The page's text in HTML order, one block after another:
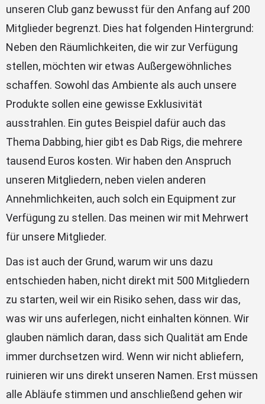
unseren Club ganz bewusst für den Anfang auf 200
Mitglieder begrenzt. Dies hat folgenden Hintergrund:
Neben den Räumlichkeiten, die wir zur Verfügung
stellen, möchten wir etwas Außergewöhnliches
schaffen. Sowohl das Ambiente als auch unsere
Produkte sollen eine gewisse Exklusivität
ausstrahlen. Ein gutes Beispiel dafür auch das
Thema Dabbing, hier gibt es Dab Rigs, die mehrere
tausend Euros kosten. Wir haben den Anspruch
unseren Mitgliedern, neben vielen anderen
Annehmlichkeiten, auch solch ein Equipment zur
Verfügung zu stellen. Das meinen wir mit Mehrwert
für unsere Mitglieder.
Das ist auch der Grund, warum wir uns dazu
entschieden haben, nicht direkt mit 500 Mitgliedern
zu starten, weil wir ein Risiko sehen, dass wir das,
was wir uns auferlegen, nicht einhalten können. Wir
glauben nämlich daran, dass sich Qualität am Ende
immer durchsetzen wird. Wenn wir nicht abliefern,
ruinieren wir uns direkt unseren Namen. Erst müssen
alle Abläufe stimmen und anschließend gehen wir